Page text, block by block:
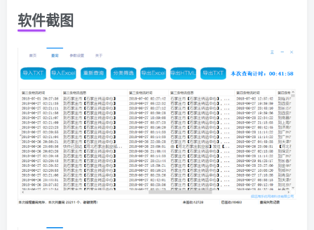
软件截图